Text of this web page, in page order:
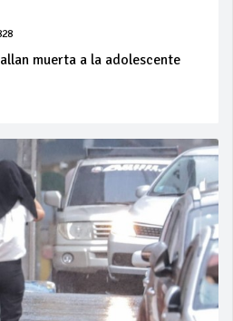
muerta a la adolescente